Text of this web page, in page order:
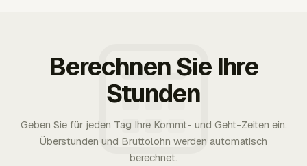
Berechnen Sie Ihre
Stunden
Geben Sie für jeden Tag Ihre Kommt- und Geht-Zeiten ein.
Überstunden und Bruttolohn werden automatisch
berechnet.